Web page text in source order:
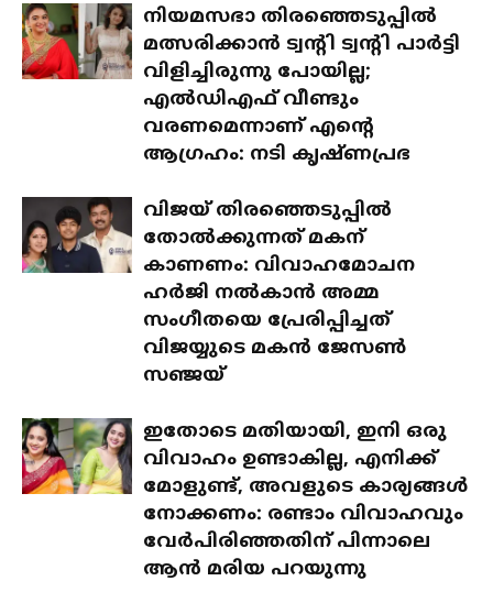
നിയമസഭാ തിരഞ്ഞെടുപ്പിൽ
മത്സരിക്കാൻ ട്വന്റി ട്വന്റി പാർട്ടി
വിളിച്ചിരുന്നു പോയില്ല;
എൽഡിഎഫ് വീണ്ടും
വരണമെന്നാണ് എന്റെ
ആഗ്രഹം: നടി കൃഷ്ണപ്രഭ
വിജയ് തിരഞ്ഞെടുപ്പിൽ
തോൽക്കുന്നത് മകന്
കാണണം: വിവാഹമോചന
ഹർജി നൽകാൻ അമ്മ
സംഗീതയെ പ്രേരിപ്പിച്ചത്
വിജയ്യുടെ മകൻ ജേസൺ
സഞ്ജയ്
ഇതോടെ മതിയായി, ഇനി ഒരു
വിവാഹം ഉണ്ടാകില്ല, എനിക്ക്
മോളുണ്ട്, അവളുടെ കാര്യങ്ങൾ
നോക്കണം: രണ്ടാം വിവാഹവും
വേർപിരിഞ്ഞതിന് പിന്നാലെ
ആൻ മരിയ പറയുന്നു